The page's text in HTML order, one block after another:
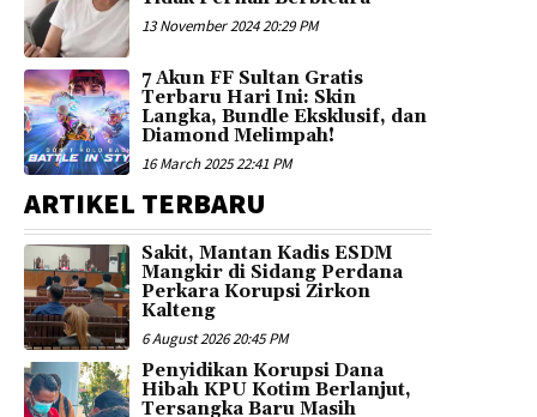
13 November 2024 20:29 PM
7 Akun FF Sultan Gratis
Terbaru Hari Ini: Skin
Langka, Bundle Eksklusif, dan
Diamond Melimpah!
16 March 2025 22:41 PM
ARTIKEL TERBARU
Sakit, Mantan Kadis ESDM
Mangkir di Sidang Perdana
Perkara Korupsi Zirkon
Kalteng
6 August 2026 20:45 PM
Penyidikan Korupsi Dana
Hibah KPU Kotim Berlanjut,
Tersangka Baru Masih